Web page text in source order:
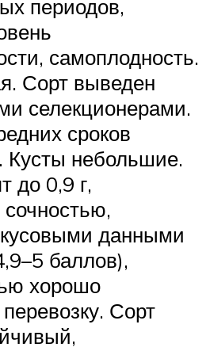
периодов,
самоплодность.
Сорт выведен
селекционерами.
сроков
Кусты небольшие.
до 0,9 г,
данными
баллов),
хорошо
Сорт